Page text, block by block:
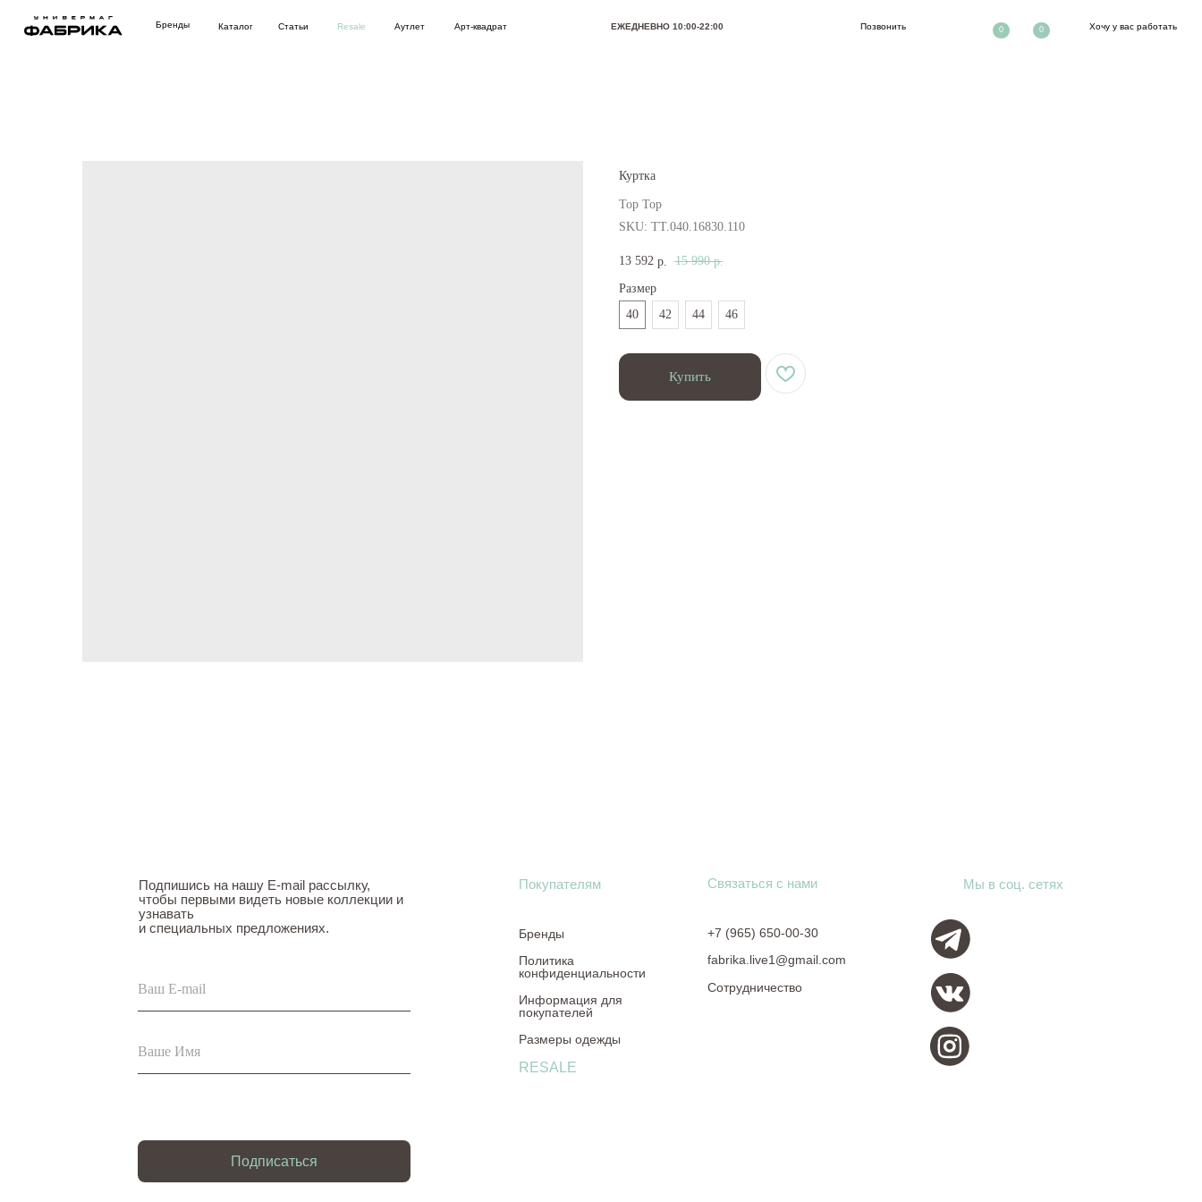
Хочу у вас работать
ЕЖЕДНЕВНО 10:00-22:00 0
Аутлет
Каталог
Бренды
Куртка
Top Top
SKU: TT.040.16830.110
13 592 р. 15 990 р.
Размер
40
42 44 46
Купить
Подписаться
Мы в соц. сетях
Связаться с нами
Сотрудничество
+7 (965) 650-00-30
fabrika.live1@gmail.com
Покупателям
RESALE
Размеры одежды
Информация для
покупателей
Политика
конфиденциальности
Бренды
Подпишись на нашу E-mail рассылку,
чтобы первыми видеть новые коллекции и
узнавать
и специальных предложениях.